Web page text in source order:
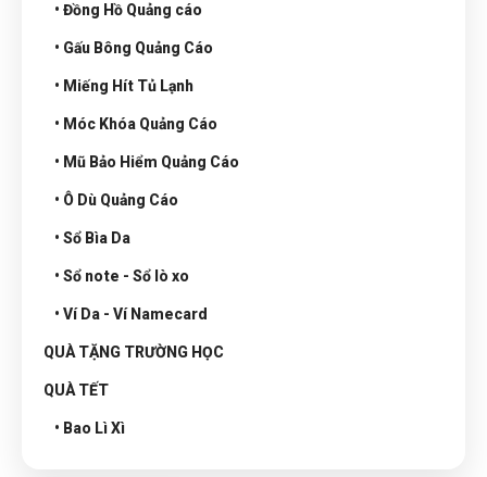
• Đồng Hồ Quảng cáo
• Gấu Bông Quảng Cáo
• Miếng Hít Tủ Lạnh
• Móc Khóa Quảng Cáo
• Mũ Bảo Hiểm Quảng Cáo
• Ô Dù Quảng Cáo
• Sổ Bìa Da
• Sổ note - Sổ lò xo
• Ví Da - Ví Namecard
QUÀ TẶNG TRƯỜNG HỌC
QUÀ TẾT
• Bao Lì Xì